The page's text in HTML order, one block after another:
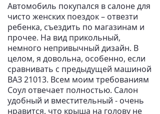
Автомобиль покупался в салоне для
чисто женских поездок – отвезти
ребенка, съездить по магазинам и
прочее. На вид прикольный,
немного непривычный дизайн. В
целом, я довольна, особенно, если
сравнивать с предыдущей машиной
ВАЗ 21013. Всем моим требованиям
Соул отвечает полностью. Салон
удобный и вместительный - очень
нравится, что крыша на голову не